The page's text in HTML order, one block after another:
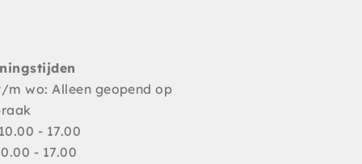
m wo: Alleen geopend op
- 17.00
- 17.00